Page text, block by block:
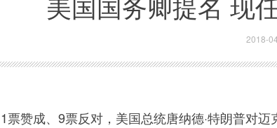
2018-
赞成、9票反对，美国总统唐纳德·特朗普对迈